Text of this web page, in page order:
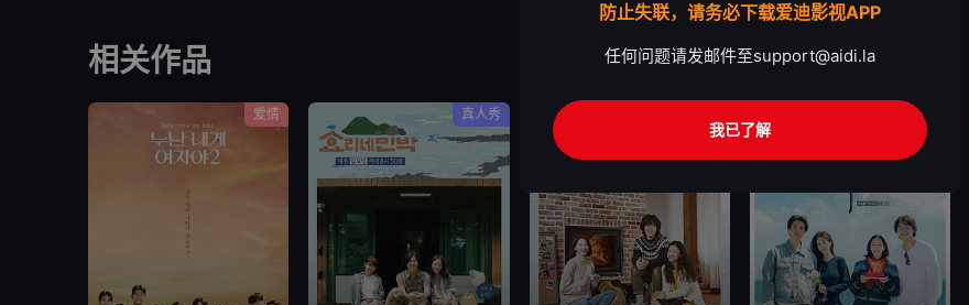
相关作品
爱情 真人秀 真人秀
防止失联，请务必下载爱迪影视APP
任何问题请发邮件至support@aidi.la
我已了解